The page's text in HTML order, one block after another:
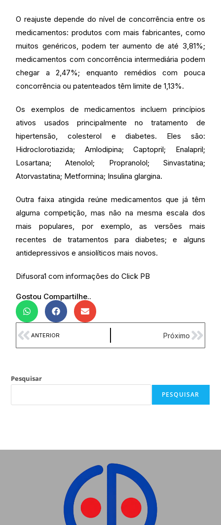
O reajuste depende do nível de concorrência entre os
medicamentos: produtos com mais fabricantes, como
muitos genéricos, podem ter aumento de até 3,81%;
medicamentos com concorrência intermediária podem
chegar a 2,47%; enquanto remédios com pouca
concorrência ou patenteados têm limite de 1,13%.
Os exemplos de medicamentos incluem princípios
ativos usados principalmente no tratamento de
hipertensão, colesterol e diabetes. Eles são:
Hidroclorotiazida; Amlodipina; Captopril; Enalapril;
Losartana; Atenolol; Propranolol; Sinvastatina;
Atorvastatina; Metformina; Insulina glargina.
Outra faixa atingida reúne medicamentos que já têm
alguma competição, mas não na mesma escala dos
mais populares, por exemplo, as versões mais
recentes de tratamentos para diabetes; e alguns
antidepressivos e ansiolíticos mais novos.
Difusora1 com informações do Click PB
Gostou Compartilhe..
ANTERIOR Próximo
Pesquisar
PESQUISAR